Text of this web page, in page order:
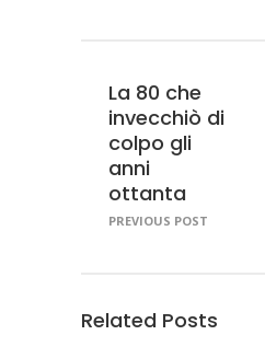
La 80 che
invecchiò di
colpo gli
anni
ottanta
PREVIOUS POST
Related Posts